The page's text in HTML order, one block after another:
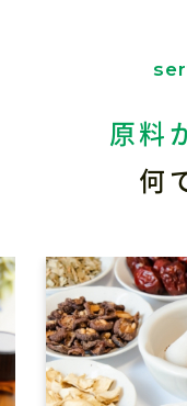
原料
何